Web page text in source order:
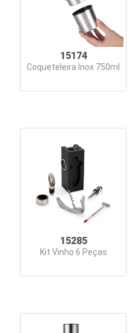
15174
Coqueteleira Inox 750ml
15285
Kit Vinho 6 Peças